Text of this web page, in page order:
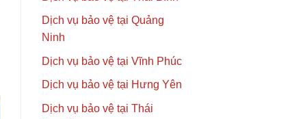
Dịch vụ bảo vệ tại Quảng
Ninh
Dịch vụ bảo vệ tại Vĩnh Phúc
Dịch vụ bảo vệ tại Hưng Yên
Dịch vụ bảo vệ tại Thái